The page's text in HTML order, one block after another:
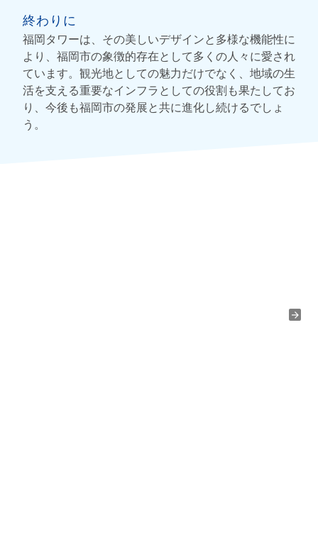
終わりに
福岡タワーは、その美しいデザインと多様な機能性に
より、福岡市の象徴的存在として多くの人々に愛され
ています。観光地としての魅力だけでなく、地域の生
活を支える重要なインフラとしての役割も果たしてお
り、今後も福岡市の発展と共に進化し続けるでしょ
う。